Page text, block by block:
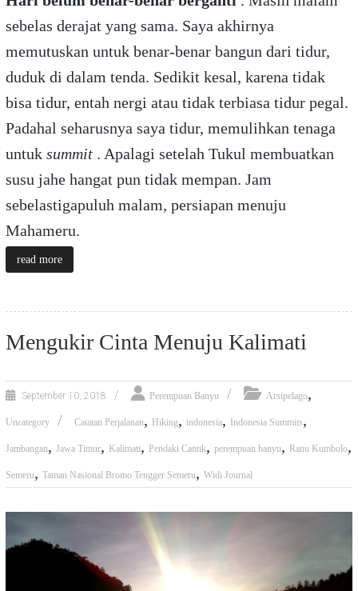
sebelas derajat yang sama. Saya akhirnya
memutuskan untuk benar-benar bangun dari tidur,
duduk di dalam tenda. Sedikit kesal, karena tidak
bisa tidur, entah nergi atau tidak terbiasa tidur pegal.
Padahal seharusnya saya tidur, memulihkan tenaga
untuk summit. Apalagi setelah Tukul membuatkan
susu jahe hangat pun tidak mempan. Jam
sebelastigapuluh malam, persiapan menuju
Mahameru.
read more
Mengukir Cinta Menuju Kalimati
September 10, 2018 Perempuan Banyu Arsipelago,
Uncategory Catatan Perjalanan, Hiking, indonesia, Indonesia Summits,
Jambangan, Jawa Timur, Kalimati, Pendaki Cantik, perempuan banyu, Ranu Kumbolo,
Semeru, Taman Nasional Bromo Tengger Semeru, Widi Journal